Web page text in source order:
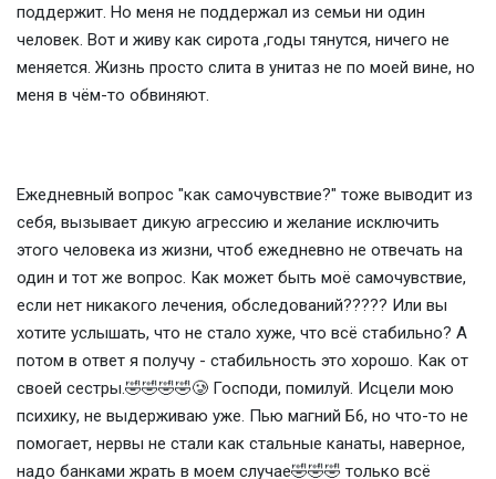
поддержит. Но меня не поддержал из семьи ни один
человек. Вот и живу как сирота ,годы тянутся, ничего не
меняется. Жизнь просто слита в унитаз не по моей вине, но
меня в чëм-то обвиняют.
Ежедневный вопрос "как самочувствие?" тоже выводит из
себя, вызывает дикую агрессию и желание исключить
этого человека из жизни, чтоб ежедневно не отвечать на
один и тот же вопрос. Как может быть моё самочувствие,
если нет никакого лечения, обследований????? Или вы
хотите услышать, что не стало хуже, что всë стабильно? А
потом в ответ я получу - стабильность это хорошо. Как от
своей сестры.🤣🤣🤣🤣🥲 Господи, помилуй. Исцели мою
психику, не выдерживаю уже. Пью магний Б6, но что-то не
помогает, нервы не стали как стальные канаты, наверное,
надо банками жрать в моем случае🤣🤣🤣 только всë